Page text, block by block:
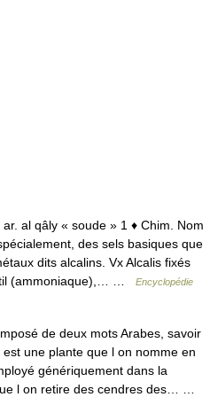
al qâly « soude » 1 ♦ Chim. Nom
des sels basiques que
dits alcalins. Vx Alcalis fixés
(ammoniaque),… …
Encyclopédie
de deux mots Arabes, savoir
une plante que l on nomme en
génériquement dans la
l on retire des cendres des… …